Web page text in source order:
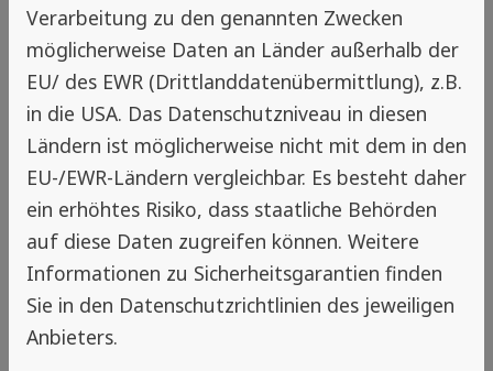
Wer jetzt plant, kann seine Pendeltür günstig
in die nächste Saison schicken:
31.01.2026
Winterrabattauf Insektenschutzelemente.
Direkt im Anschluss, vom01.02. bis
28.02.2026, gilt ein5 % Saisonauftakt-
Rabattauf Insektenschutzelemente.
So können Sie die Umsetzung Ihrer
Insektenschutz-Pendeltür genau in den
Zeitraum legen, der zu Ihren Plänen passt –
Verarbeitung zu den genannten Zwecken
möglicherweise Daten an Länder außerhalb der
EU/ des EWR (Drittlanddatenübermittlung), z.B.
in die USA. Das Datenschutzniveau in diesen
Ländern ist möglicherweise nicht mit dem in den
EU-/EWR-Ländern vergleichbar. Es besteht daher
ein erhöhtes Risiko, dass staatliche Behörden
auf diese Daten zugreifen können. Weitere
Informationen zu Sicherheitsgarantien finden
Sie in den Datenschutzrichtlinien des jeweiligen
Anbieters.